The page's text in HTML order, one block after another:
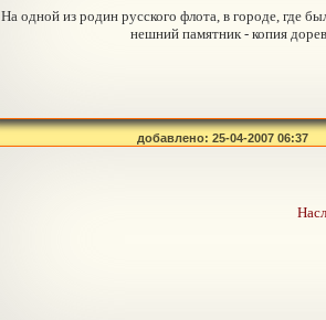
На одной из родин русского флота, в городе, где
нешний памятник - копия
добавлено: 25-04-2007 06:37